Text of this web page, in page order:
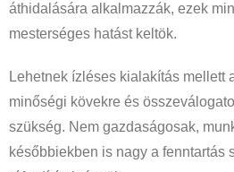
áthidalására alkalmazzák, ezek
mesterséges hatást keltök.
Lehetnek ízléses kialakítás mellett
minőségi kövekre és
szükség. Nem gazdaságosak,
későbbiekben is nagy a fenntartás